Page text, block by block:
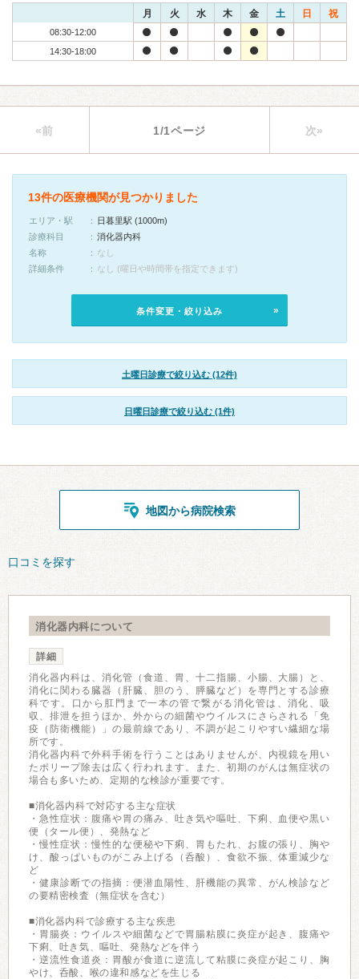
月 火 水 木 金 土 日 祝
08:30-12:00
14:30-18:00
«前 1/1ページ 次»
13件の医療機関が見つかりました
エリア・駅
日暮里駅 (1000m)
診療科目
消化器内科
名称
なし
詳細条件
なし (曜日や時間帯を指定できます)
条件変更・絞り込み
土曜日診療で絞り込む (12件)
日曜日診療で絞り込む (1件)
地図から病院検索
口コミを探す
消化器内科について
詳細
消化器内科は、消化管（食道、胃、十二指腸、小腸、大腸）と、
消化に関わる臓器（肝臓、胆のう、膵臓など）を専門とする診療
科です。口から肛門まで一本の管で繋がる消化管は、消化、吸
収、排泄を担うほか、外からの細菌やウイルスにさらされる「免
疫（防衛機能）」の最前線であり、不調が起こりやすい繊細な場
所です。
消化器内科で外科手術を行うことはありませんが、内視鏡を用い
たポリープ除去は広く行われます。また、初期のがんは無症状の
場合も多いため、定期的な検診が重要です。
■消化器内科で対応する主な症状
・急性症状：腹痛や胃の痛み、吐き気や嘔吐、下痢、血便や黒い
便（タール便）、発熱など
・慢性症状：慢性的な便秘や下痢、胃もたれ、お腹の張り、胸や
け、酸っぱいものがこみ上げる（呑酸）、食欲不振、体重減少な
ど
・健康診断での指摘：便潜血陽性、肝機能の異常、がん検診など
の要精密検査（無症状を含む）
■消化器内科で診療する主な疾患
・胃腸炎：ウイルスや細菌などで胃腸粘膜に炎症が起き、腹痛や
下痢、吐き気、嘔吐、発熱などを伴う
・逆流性食道炎：胃酸が食道に逆流して粘膜に炎症が起こり、胸
やけ、呑酸、喉の違和感などを生じる